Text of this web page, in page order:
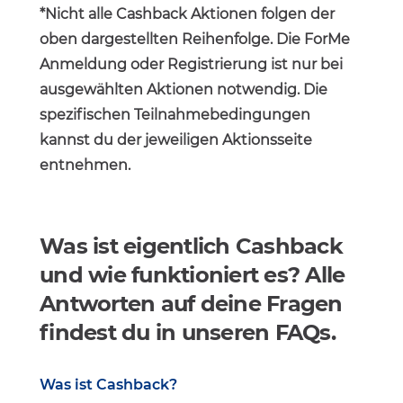
*Nicht alle Cashback Aktionen folgen der
oben dargestellten Reihenfolge. Die ForMe
Anmeldung oder Registrierung ist nur bei
ausgewählten Aktionen notwendig. Die
spezifischen Teilnahmebedingungen
kannst du der jeweiligen Aktionsseite
entnehmen.
Was ist eigentlich Cashback
und wie funktioniert es? Alle
Antworten auf deine Fragen
findest du in unseren FAQs.
Was ist Cashback?